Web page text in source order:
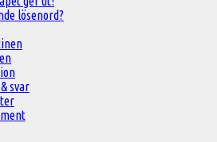
lösenord?
svar